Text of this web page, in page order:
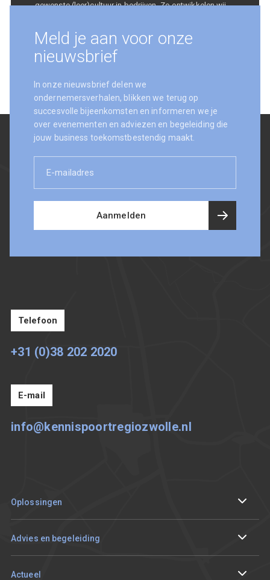
gewenste (leer)cultuur in bedrijven. Zo ontwikkelen wij
Meld je aan voor onze
nieuwsbrief
In onze nieuwsbrief delen we
ondernemersverhalen, blikken we terug op
succesvolle bijeenkomsten en informeren we je
over evenementen en adviezen en begeleiding die
jouw business toekomstbestendig maakt.
mailadres
Aanmelden
Telefoon
+31 (0)38 202 2020
E-mail
info@kennispoortregiozwolle.nl
Oplossingen
Advies en begeleiding
Actueel